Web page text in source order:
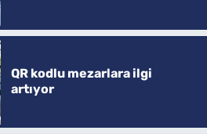
QR kodlu mezarlara ilgi
artıyor